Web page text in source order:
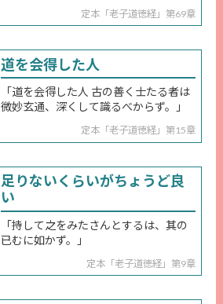
定本「老子道徳経」第69章
道を会得した人
「道を会得した人 古の善く士たる者は
微妙玄通、深くして識るべからず。」
定本「老子道徳経」第15章
足りないくらいがちょうど良
い
「持して之をみたさんとするは、其の
已むに如かず。」
定本「老子道徳経」第9章